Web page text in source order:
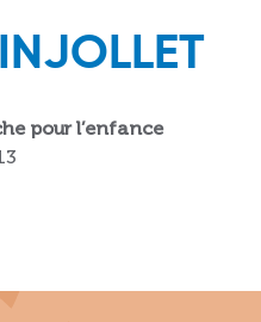
pour l’enfance